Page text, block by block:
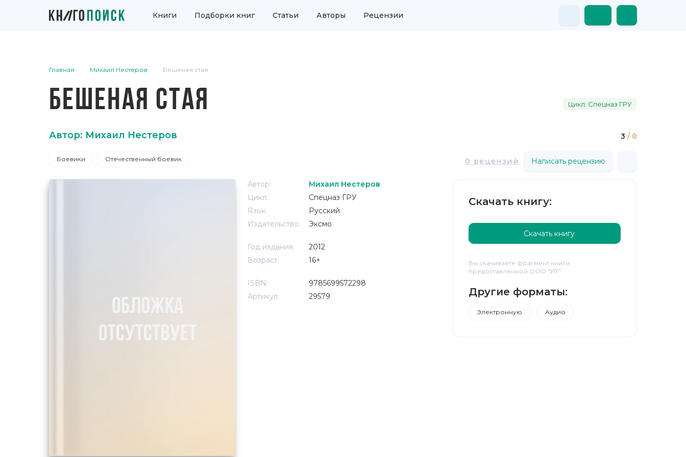
Книги Подборки книг Статьи Авторы Рецензии
Главная Михаил Нестеров Бешеная стая
БЕШЕНАЯ СТАЯ Цикл: Спецназ ГРУ
Автор: Михаил Нестеров 3 / 0
Боевики Отечественный боевик 0 рецензий Написать рецензию
Автор:
Михаил Нестеров
Цикл:
Спецназ ГРУ
Язык:
Русский
Издательство:
Эксмо
Год издания:
2012
Возраст:
16+
ISBN:
9785699572298
Артикул:
29579
Скачать книгу:
Скачать книгу
Вы скачиваете фрагмент книги
предоставленной ООО "ИТ"
Другие форматы:
Электронную Аудио